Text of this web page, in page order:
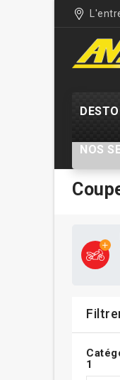
NOS
1